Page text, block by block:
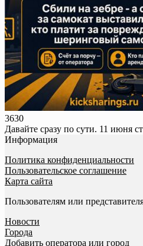
3630
Давайте сразу по сути. 11 июня
Информация
Политика конфиденциальности
Пользовательское соглашение
Карта сайта
Пользователям или
Новости
Города
Добавить оператора или город